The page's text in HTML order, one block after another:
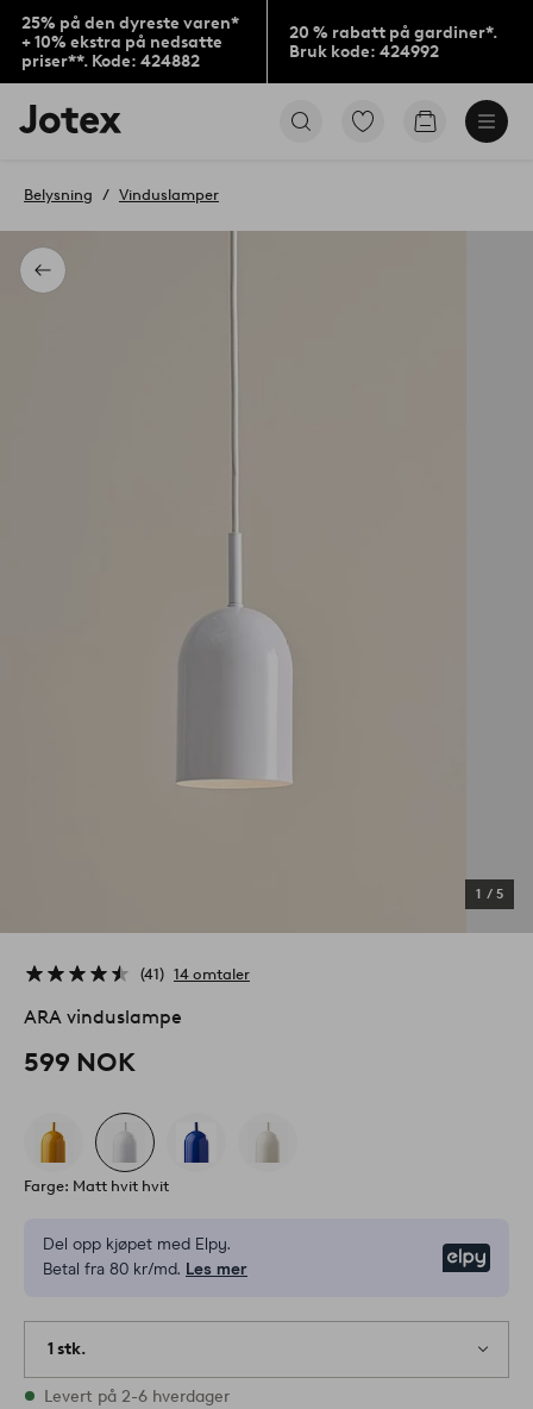
25% på den dyreste varen*
+ 10% ekstra på nedsatte
priser**. Kode: 424882
20 % rabatt på gardiner*.
Bruk kode: 424992
Jotex’
logo
til
Gå
Gå
Tilbake
Belysning Vinduslamper
1 / 5
41 14 omtaler
ARA vinduslampe
599 NOK
Farge: Matt hvit hvit
Del opp kjøpet med Elpy.
Betal fra 80 kr/md. Les mer
1 stk.
På lager
Levert på 2-6 hverdager